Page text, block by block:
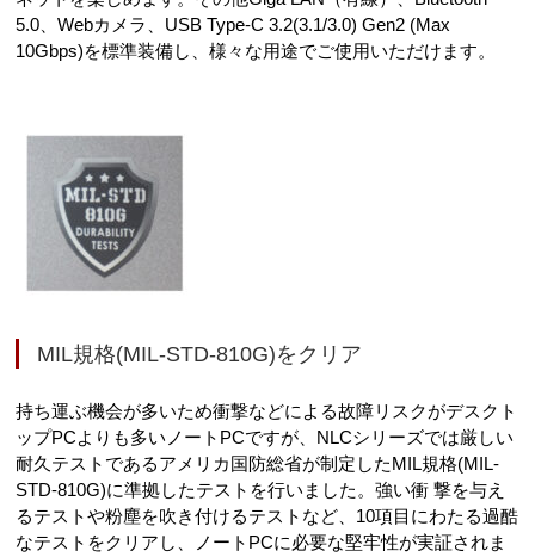
5.0、Webカメラ、USB Type-C 3.2(3.1/3.0) Gen2 (Max
10Gbps)を標準装備し、様々な用途でご使用いただけます。
MIL規格(MIL-STD-810G)をクリア
持ち運ぶ機会が多いため衝撃などによる故障リスクがデスクト
ップPCよりも多いノートPCですが、NLCシリーズでは厳しい
耐久テストであるアメリカ国防総省が制定したMIL規格(MIL-
STD-810G)に準拠したテストを行いました。強い衝 撃を与え
るテストや粉塵を吹き付けるテストなど、10項目にわたる過酷
なテストをクリアし、ノートPCに必要な堅牢性が実証されま